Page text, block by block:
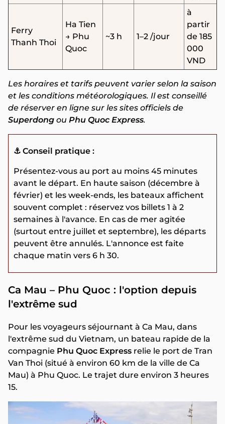
Ferry
Thanh Thoi
Ha Tien
→ Phu
Quoc
~3 h 1–2 /jour
à
partir
de 185
000
VND
Les horaires et tarifs peuvent varier selon la saison
et les conditions météorologiques. Il est conseillé
de réserver en ligne sur les sites officiels de
Superdong ou Phu Quoc Express.
⚓ Conseil pratique :
Présentez-vous au port au moins 45 minutes
avant le départ. En haute saison (décembre à
février) et les week-ends, les bateaux affichent
souvent complet : réservez vos billets 1 à 2
semaines à l'avance. En cas de mer agitée
(surtout entre juillet et septembre), les départs
peuvent être annulés. L'annonce est faite
chaque matin vers 6 h 30.
Ca Mau – Phu Quoc : l'option depuis
l'extrême sud
Pour les voyageurs séjournant à Ca Mau, dans
l'extrême sud du Vietnam, un bateau rapide de la
compagnie Phu Quoc Express relie le port de Tran
Van Thoi (situé à environ 60 km de la ville de Ca
Mau) à Phu Quoc. Le trajet dure environ 3 heures
15.